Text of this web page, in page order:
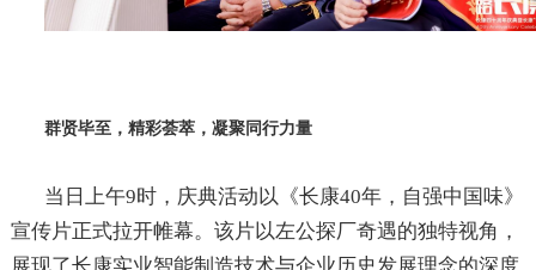
群贤毕至，精彩荟萃，凝聚同行力量
当日上午9时，庆典活动以《长康40年，自强中国味》
宣传片正式拉开帷幕。该片以左公探厂奇遇的独特视角，